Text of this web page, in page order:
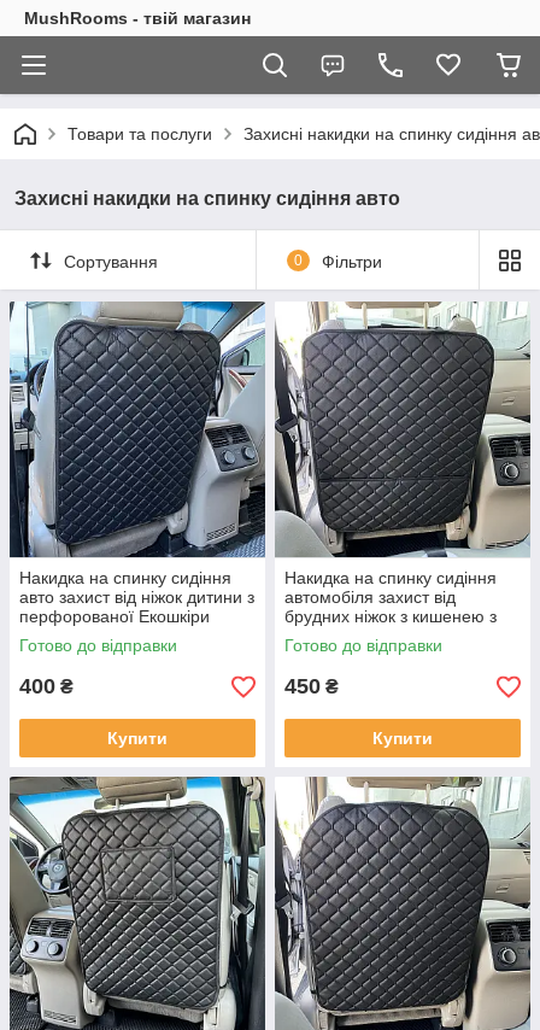
MushRooms - твій магазин
Товари та послуги Захисні накидки на спинку сидіння
Захисні накидки на спинку сидіння авто
Сортування 0 Фільтри
Накидка на спинку сидіння
авто захист від ніжок дитини з
перфорованої Екошкіри
Чорна
Готово до відправки
400 ₴
Купити
Накидка на спинку сидіння
автомобіля захист від
брудних ніжок з кишенею з
перфорованої Екошкіри
Чорна
Готово до відправки
450 ₴
Купити